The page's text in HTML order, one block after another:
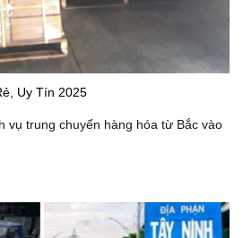
Uy Tín 2025
vụ trung chuyển hàng hóa từ Bắc vào